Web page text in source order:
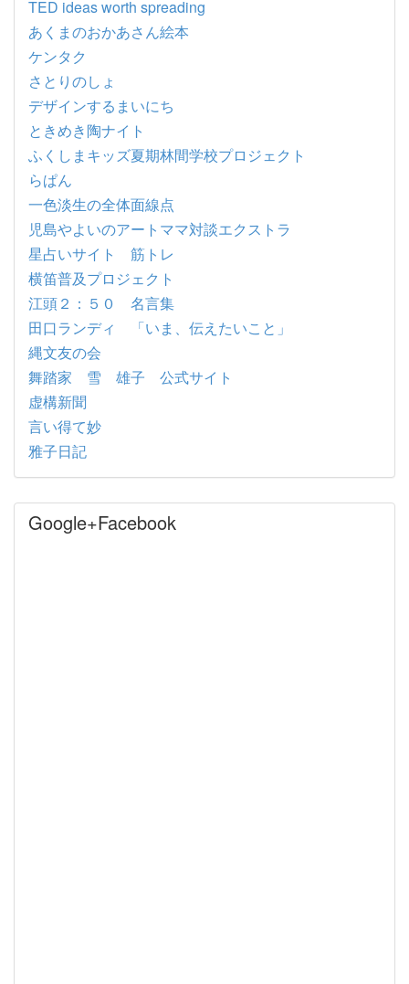
TED ideas worth spreading
あくまのおかあさん絵本
ケンタク
さとりのしょ
デザインするまいにち
ときめき陶ナイト
ふくしまキッズ夏期林間学校プロジェクト
らぱん
一色淡生の全体面線点
児島やよいのアートママ対談エクストラ
星占いサイト 筋トレ
横笛普及プロジェクト
江頭２：５０ 名言集
田口ランディ 「いま、伝えたいこと」
縄文友の会
舞踏家 雪 雄子 公式サイト
虚構新聞
言い得て妙
雅子日記
Google+Facebook